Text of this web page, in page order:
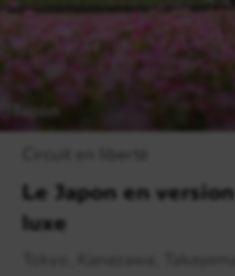
Japon
Le Japon en version
luxe